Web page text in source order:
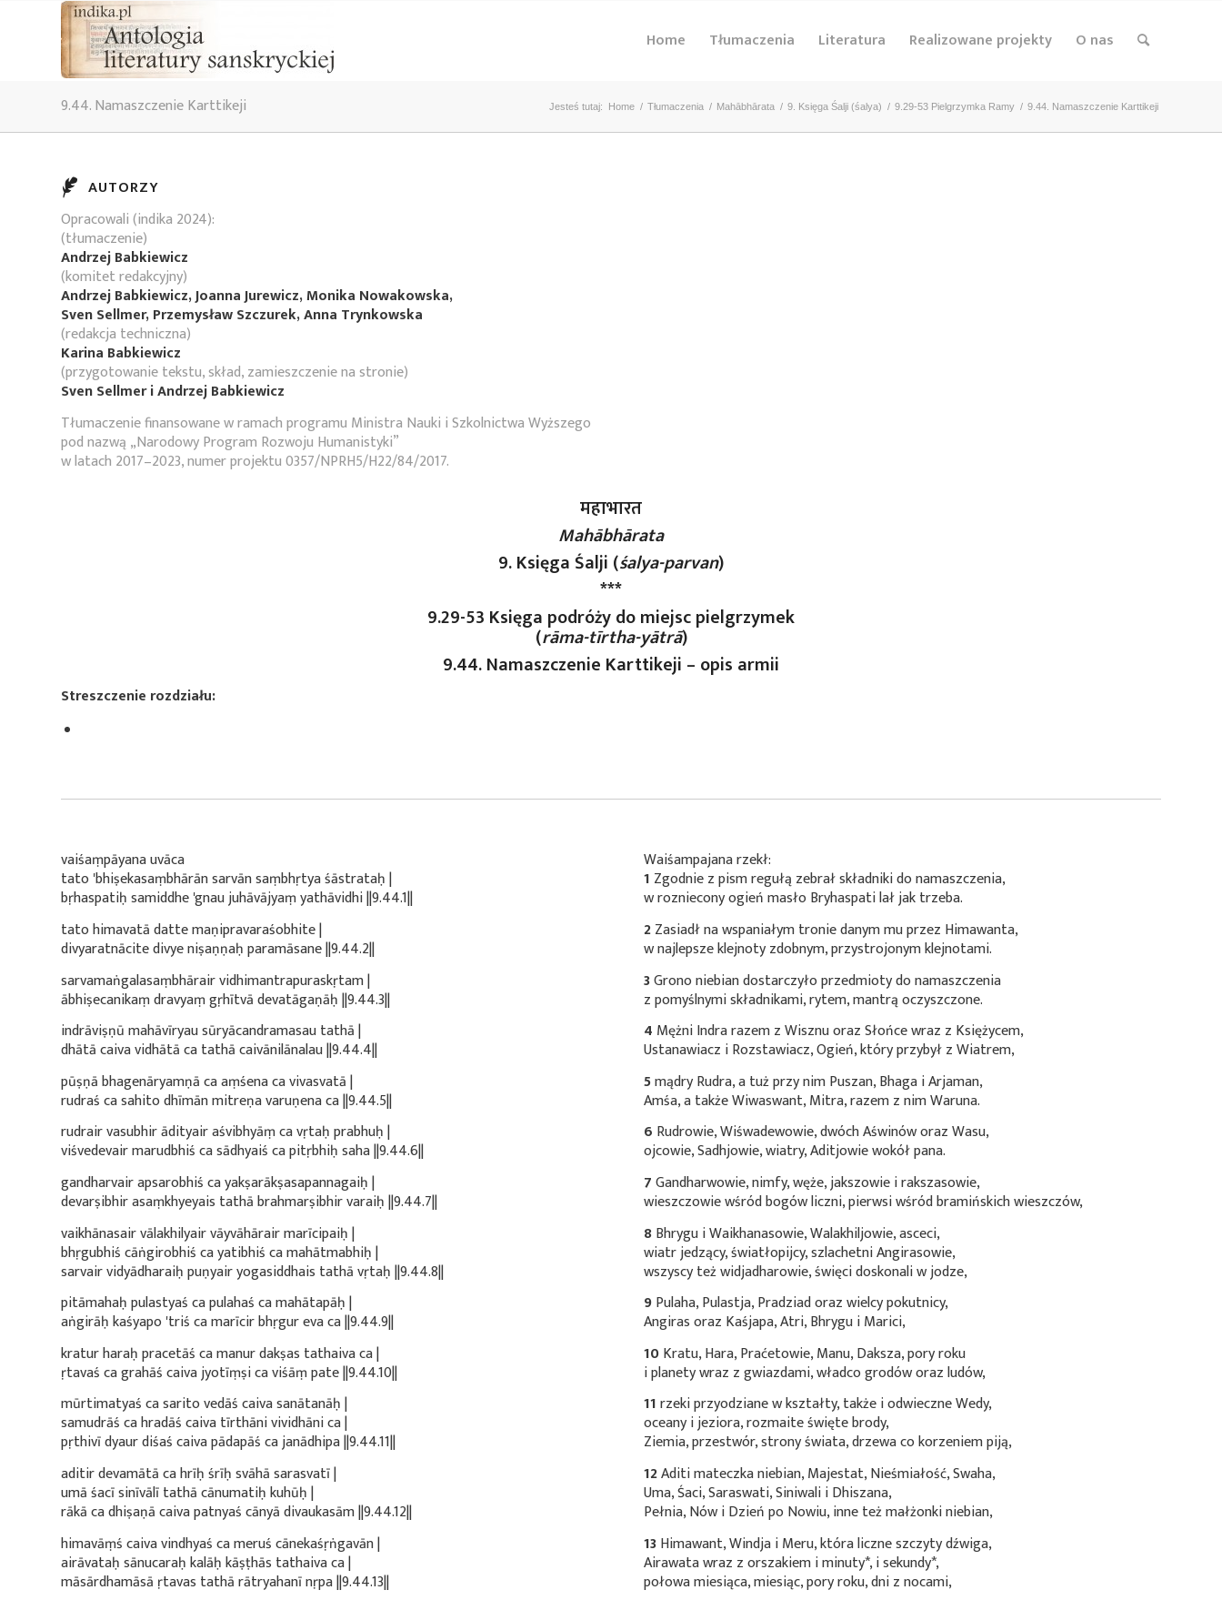
Home Tłumaczenia Literatura Realizowane projekty O nas
9.44. Namaszczenie Karttikeji Jesteś tutaj: Home / Tłumaczenia / Mahābhārata / 9. Księga Śalji (śalya) / 9.29-53 Pielgrzymka Ramy / 9.44. Namaszczenie Karttikeji
AUTORZY
Opracowali (indika 2024):
(tłumaczenie)
Andrzej Babkiewicz
(komitet redakcyjny)
Andrzej Babkiewicz, Joanna Jurewicz, Monika Nowakowska,
Sven Sellmer, Przemysław Szczurek, Anna Trynkowska
(redakcja techniczna)
Karina Babkiewicz
(przygotowanie tekstu, skład, zamieszczenie na stronie)
Sven Sellmer i Andrzej Babkiewicz
Tłumaczenie finansowane w ramach programu Ministra Nauki i Szkolnictwa Wyższego
pod nazwą „Narodowy Program Rozwoju Humanistyki”
w latach 2017–2023, numer projektu 0357/NPRH5/H22/84/2017.
महाभारत
Mahābhārata
9. Księga Śalji (śalya-parvan)
***
9.29-53 Księga podróży do miejsc pielgrzymek
(rāma-tīrtha-yātrā)
9.44. Namaszczenie Karttikeji – opis armii
Streszczenie rozdziału:
vaiśaṃpāyana uvāca
tato 'bhiṣekasaṃbhārān sarvān saṃbhṛtya śāstrataḥ |
bṛhaspatiḥ samiddhe 'gnau juhāvājyaṃ yathāvidhi ||9.44.1||
tato himavatā datte maṇipravaraśobhite |
divyaratnācite divye niṣaṇṇaḥ paramāsane ||9.44.2||
sarvamaṅgalasaṃbhārair vidhimantrapuraskṛtam |
ābhiṣecanikaṃ dravyaṃ gṛhītvā devatāgaṇāḥ ||9.44.3||
indrāviṣṇū mahāvīryau sūryācandramasau tathā |
dhātā caiva vidhātā ca tathā caivānilānalau ||9.44.4||
pūṣṇā bhagenāryamṇā ca aṃśena ca vivasvatā |
rudraś ca sahito dhīmān mitreṇa varuṇena ca ||9.44.5||
rudrair vasubhir ādityair aśvibhyāṃ ca vṛtaḥ prabhuḥ |
viśvedevair marudbhiś ca sādhyaiś ca pitṛbhiḥ saha ||9.44.6||
gandharvair apsarobhiś ca yakṣarākṣasapannagaiḥ |
devarṣibhir asaṃkhyeyais tathā brahmarṣibhir varaiḥ ||9.44.7||
vaikhānasair vālakhilyair vāyvāhārair marīcipaiḥ |
bhṛgubhiś cāṅgirobhiś ca yatibhiś ca mahātmabhiḥ |
sarvair vidyādharaiḥ puṇyair yogasiddhais tathā vṛtaḥ ||9.44.8||
pitāmahaḥ pulastyaś ca pulahaś ca mahātapāḥ |
aṅgirāḥ kaśyapo 'triś ca marīcir bhṛgur eva ca ||9.44.9||
kratur haraḥ pracetāś ca manur dakṣas tathaiva ca |
ṛtavaś ca grahāś caiva jyotīṃṣi ca viśāṃ pate ||9.44.10||
mūrtimatyaś ca sarito vedāś caiva sanātanāḥ |
samudrāś ca hradāś caiva tīrthāni vividhāni ca |
pṛthivī dyaur diśaś caiva pādapāś ca janādhipa ||9.44.11||
aditir devamātā ca hrīḥ śrīḥ svāhā sarasvatī |
umā śacī sinīvālī tathā cānumatiḥ kuhūḥ |
rākā ca dhiṣaṇā caiva patnyaś cānyā divaukasām ||9.44.12||
himavāṃś caiva vindhyaś ca meruś cānekaśṛṅgavān |
airāvataḥ sānucaraḥ kalāḥ kāṣṭhās tathaiva ca |
māsārdhamāsā ṛtavas tathā rātryahanī nṛpa ||9.44.13||
Waiśampajana rzekł:
1 Zgodnie z pism regułą zebrał składniki do namaszczenia,
w rozniecony ogień masło Bryhaspati lał jak trzeba.
2Zasiadł na wspaniałym tronie danym mu przez Himawanta,
w najlepsze klejnoty zdobnym, przystrojonym klejnotami.
3Grono niebian dostarczyło przedmioty do namaszczenia
z pomyślnymi składnikami, rytem, mantrą oczyszczone.
4 Mężni Indra razem z Wisznu oraz Słońce wraz z Księżycem,
Ustanawiacz i Rozstawiacz, Ogień, który przybył z Wiatrem,
5mądry Rudra, a tuż przy nim Puszan, Bhaga i Arjaman,
Amśa, a także Wiwaswant, Mitra, razem z nim Waruna.
6 Rudrowie, Wiśwadewowie, dwóch Aświnów oraz Wasu,
ojcowie, Sadhjowie, wiatry, Aditjowie wokół pana.
7Gandharwowie, nimfy, węże, jakszowie i rakszasowie,
wieszczowie wśród bogów liczni, pierwsi wśród bramińskich wieszczów,
8Bhrygu i Waikhanasowie, Walakhiljowie, asceci,
wiatr jedzący, światłopijcy, szlachetni Angirasowie,
wszyscy też widjadharowie, święci doskonali w jodze,
9Pulaha, Pulastja, Pradziad oraz wielcy pokutnicy,
Angiras oraz Kaśjapa, Atri, Bhrygu i Marici,
10Kratu, Hara, Praćetowie, Manu, Daksza, pory roku
i planety wraz z gwiazdami, władco grodów oraz ludów,
11rzeki przyodziane w kształty, także i odwieczne Wedy,
oceany i jeziora, rozmaite święte brody,
Ziemia, przestwór, strony świata, drzewa co korzeniem piją,
12Aditi mateczka niebian, Majestat, Nieśmiałość, Swaha,
Uma, Śaci, Saraswati, Siniwali i Dhiszana,
Pełnia, Nów i Dzień po Nowiu, inne też małżonki niebian,
13Himawant, Windja i Meru, która liczne szczyty dźwiga,
Airawata wraz z orszakiem iminuty*, isekundy*,
połowa miesiąca, miesiąc, pory roku, dni z nocami,